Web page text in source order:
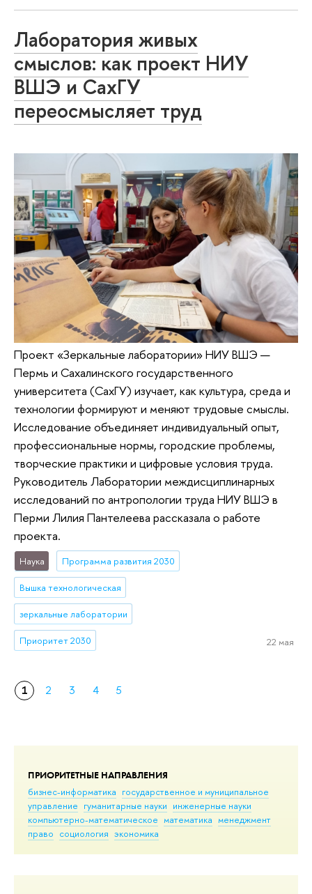
ПРИОРИТЕТНЫЕ НАПРАВЛЕНИЯ
бизнес-информатика государственное и муниципальное
управление гуманитарные науки инженерные науки
компьютерно-математическое математика менеджмент
право социология экономика
Лаборатория живых
смыслов: как проект НИУ
ВШЭ и СахГУ
переосмысляет труд
Проект «Зеркальные лаборатории» НИУ ВШЭ —
Пермь и Сахалинского государственного
университета (СахГУ) изучает, как культура, среда и
технологии формируют и меняют трудовые смыслы.
Исследование объединяет индивидуальный опыт,
профессиональные нормы, городские проблемы,
творческие практики и цифровые условия труда.
Руководитель Лаборатории междисциплинарных
исследований по антропологии труда НИУ ВШЭ в
Перми Лилия Пантелеева рассказала о работе
проекта.
Наука Программа развития 2030
Вышка технологическая
зеркальные лаборатории
Приоритет 2030 22 мая
1 2 3 4 5